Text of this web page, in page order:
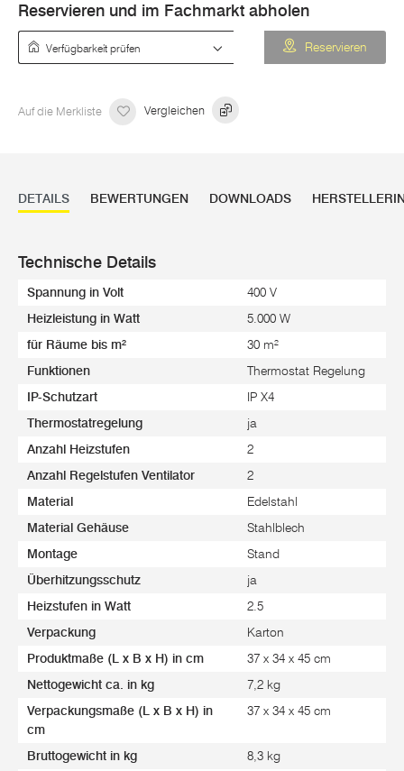
Reservieren und im Fachmarkt abholen
Reservieren
Auf die Merkliste Vergleichen
DETAILS BEWERTUNGEN DOWNLOADS
Technische Details
Spannung in Volt 400 V
Heizleistung in Watt 5.000 W
für Räume bis m² 30 m²
Funktionen Thermostat Regelung
IP-Schutzart IP X4
Thermostatregelung ja
Anzahl Heizstufen 2
Anzahl Regelstufen Ventilator 2
Material Edelstahl
Material Gehäuse Stahlblech
Montage Stand
Überhitzungsschutz ja
Heizstufen in Watt 2.5
Verpackung Karton
Produktmaße (L x B x H) in cm 37 x 34 x 45 cm
Nettogewicht ca. in kg 7,2 kg
Verpackungsmaße (L x B x H) in
cm
37 x 34 x 45 cm
Bruttogewicht in kg 8,3 kg